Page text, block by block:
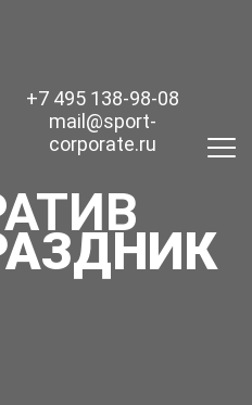
+7 495 138-98-08
mail@sport-
corporate.ru